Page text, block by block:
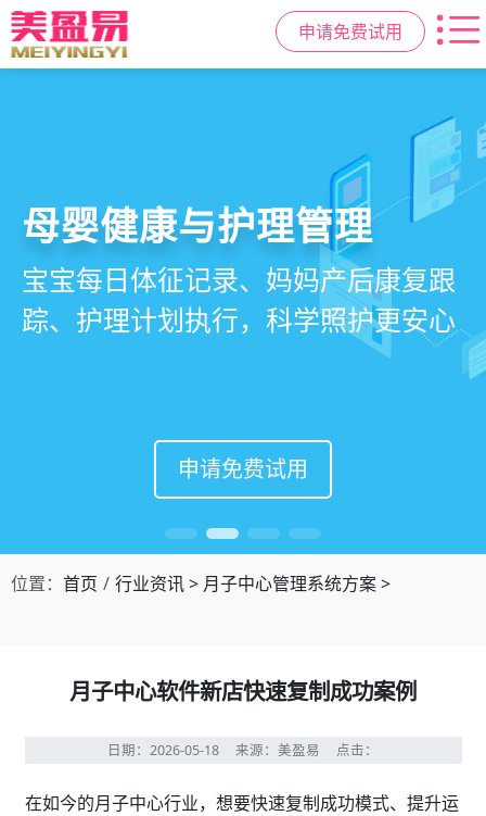
申请免费试用
智慧月子中心管理系统
一站式解决月子中心入住、护理、
餐饮、会员、财务、营销全流程管
理
申请免费试用
母婴健康与护理管理
宝宝每日体征记录、妈妈产后康复跟
踪、护理计划执行，科学照护更安心
申请免费试用
房态与预约管理
在线选房、预约入住、智能排房、资
源调度，提升入住率与客户满意度
申请免费试用
会员营销与智能锁客
会员积分、套餐定制、精准营销、客
户关怀，提升复购与转介绍
申请免费试用
位置： 首页 行业资讯> 月子中心管理系统方案>
月子中心软件新店快速复制成功案例
日期：2026-05-18 来源：美盈易 点击：
在如今的月子中心行业，想要快速复制成功模式、提升运